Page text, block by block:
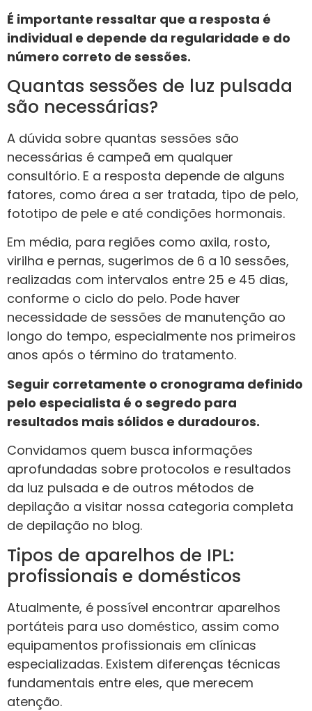
É importante ressaltar que a resposta é
individual e depende da regularidade e do
número correto de sessões.
Quantas sessões de luz pulsada
são necessárias?
A dúvida sobre quantas sessões são
necessárias é campeã em qualquer
consultório. E a resposta depende de alguns
fatores, como área a ser tratada, tipo de pelo,
fototipo de pele e até condições hormonais.
Em média, para regiões como axila, rosto,
virilha e pernas, sugerimos de 6 a 10 sessões,
realizadas com intervalos entre 25 e 45 dias,
conforme o ciclo do pelo. Pode haver
necessidade de sessões de manutenção ao
longo do tempo, especialmente nos primeiros
anos após o término do tratamento.
Seguir corretamente o cronograma definido
pelo especialista é o segredo para
resultados mais sólidos e duradouros.
Convidamos quem busca informações
aprofundadas sobre protocolos e resultados
da luz pulsada e de outros métodos de
depilação a visitar nossa categoria completa
de depilação no blog.
Tipos de aparelhos de IPL:
profissionais e domésticos
Atualmente, é possível encontrar aparelhos
portáteis para uso doméstico, assim como
equipamentos profissionais em clínicas
especializadas. Existem diferenças técnicas
fundamentais entre eles, que merecem
atenção.